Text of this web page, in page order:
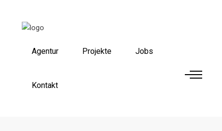
Agentur Projekte Jobs
Kontakt